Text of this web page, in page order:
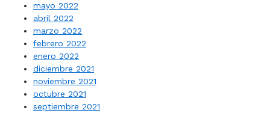
mayo 2022
abril 2022
marzo 2022
febrero 2022
enero 2022
diciembre 2021
noviembre 2021
octubre 2021
septiembre 2021